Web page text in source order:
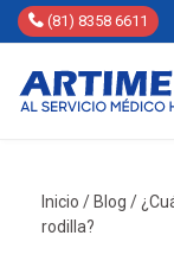
(81) 8358 6611
Inicio / Blog /
rodilla?